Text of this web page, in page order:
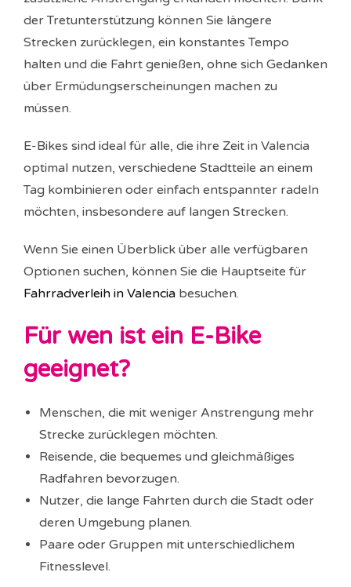
der Tretunterstützung können Sie längere
Strecken zurücklegen, ein konstantes Tempo
halten und die Fahrt genießen, ohne sich Gedanken
über Ermüdungserscheinungen machen zu
müssen.
E-Bikes sind ideal für alle, die ihre Zeit in Valencia
optimal nutzen, verschiedene Stadtteile an einem
Tag kombinieren oder einfach entspannter radeln
möchten, insbesondere auf langen Strecken.
Wenn Sie einen Überblick über alle verfügbaren
Optionen suchen, können Sie die Hauptseite für
Fahrradverleih in Valencia besuchen.
Für wen ist ein E-Bike
geeignet?
Menschen, die mit weniger Anstrengung mehr
Strecke zurücklegen möchten.
Reisende, die bequemes und gleichmäßiges
Radfahren bevorzugen.
Nutzer, die lange Fahrten durch die Stadt oder
deren Umgebung planen.
Paare oder Gruppen mit unterschiedlichem
Fitnesslevel.